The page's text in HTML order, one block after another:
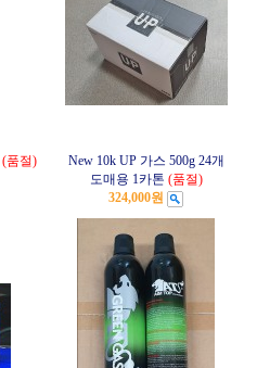
(품절)
New 10k UP 가스 500g 24개
도매용 1카톤 (품절)
324,000원